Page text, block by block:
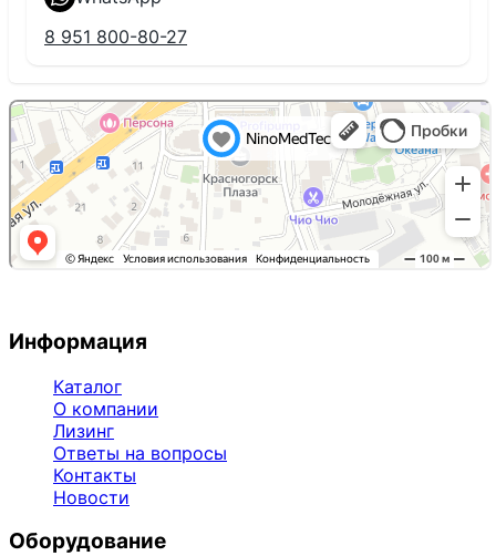
8 951 800-80-27
Информация
Каталог
О компании
Лизинг
Ответы на вопросы
Контакты
Новости
Оборудование